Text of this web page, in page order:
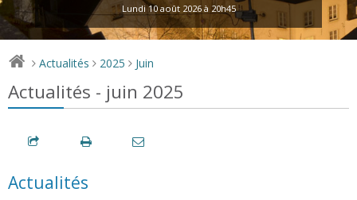
Lundi 10 août 2026 à 20h45
> Actualités > 2025 > Juin
Actualités - juin 2025
Actualités